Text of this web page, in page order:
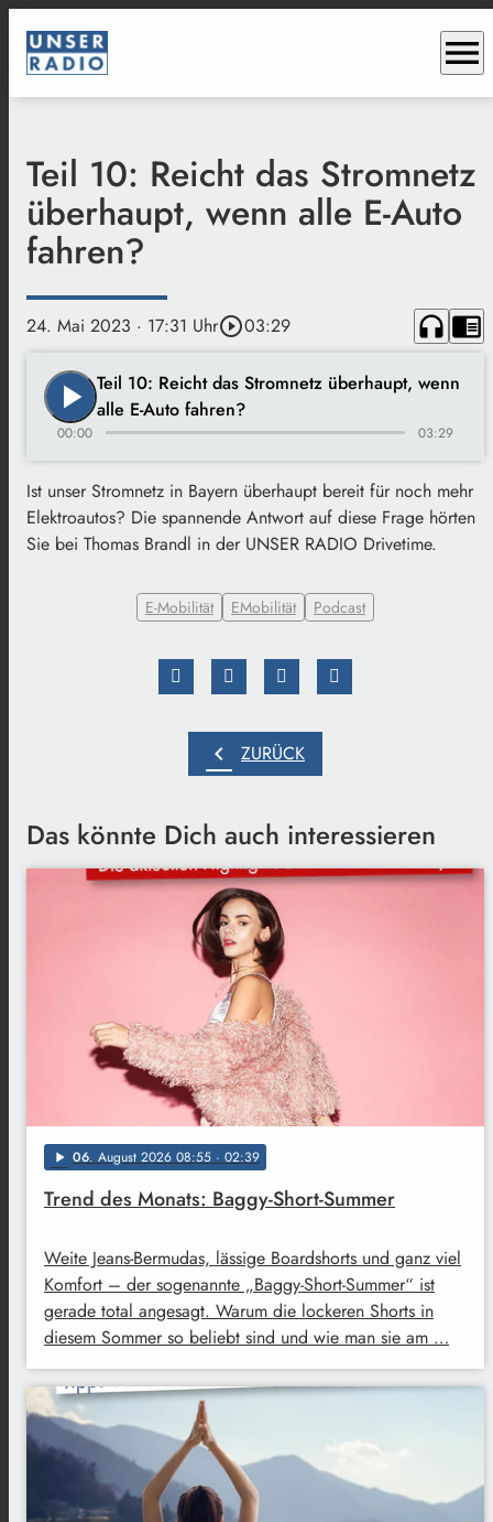
menu
Teil 10: Reicht das Stromnetz
überhaupt, wenn alle E-Auto
fahren?
24. Mai 2023 · 17:31 Uhrplay_circle_outline03:29 headphones chrome_reader_mode
play_arrow
Teil 10: Reicht das Stromnetz überhaupt, wenn
alle E-Auto fahren?
00:00 03:29
Ist unser Stromnetz in Bayern überhaupt bereit für noch mehr
Elektroautos? Die spannende Antwort auf diese Frage hörten
Sie bei Thomas Brandl in der UNSER RADIO Drivetime.
E-Mobilität EMobilität Podcast
chevron_left ZURÜCK
Das könnte Dich auch interessieren
play_arrow 06. August 2026 08:55 · 02:39
Trend des Monats: Baggy-Short-Summer
Weite Jeans-Bermudas, lässige Boardshorts und ganz viel
Komfort – der sogenannte „Baggy-Short-Summer“ ist
gerade total angesagt. Warum die lockeren Shorts in
diesem Sommer so beliebt sind und wie man sie am …